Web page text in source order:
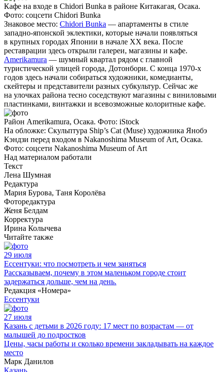
Кафе на входе в Chidori Bunka в районе Китакагая, Осака.
Фото: соцсети Chidori Bunka
Знаковое место: Chidori Bunka — апартаменты в стиле
западно-японской эклектики, которые начали появляться
в крупных городах Японии в начале XX века. После
реставрации здесь открыли галереи, магазины и кафе.
Amerikamura — шумный квартал рядом с главной
туристической улицей города, Дотонбори. С конца 1970-х
годов здесь начали собираться художники, комедианты,
скейтеры и представители разных субкультур. Сейчас же
на улочках района тесно соседствуют магазины с виниловыми
пластинками, винтажки и всевозможные колоритные кафе.
Район Amerikamura, Осака. Фото: iStock
На обложке: Скульптура Ship’s Cat (Muse) художника Янобэ
Кэндзи перед входом в Nakanoshima Museum of Art, Осака.
Фото: соцсети Nakanoshima Museum of Art
Над материалом работали
Текст
Лена Шумная
Редактура
Мария Бурова, Таня Королёва
Фоторедактура
Женя Белдам
Корректура
Ирина Колычева
Читайте также
29 июля
Ессентуки: что посмотреть и чем заняться
Рассказываем, почему в этом маленьком городе стоит
задержаться дольше, чем на день.
Редакция «Номера»
Ессентуки
27 июля
Казань с детьми в 2026 году: 17 мест по возрастам — от
малышей до подростков
Цены, часы работы и сколько времени закладывать на каждое
место
Марк Данилов
Казань